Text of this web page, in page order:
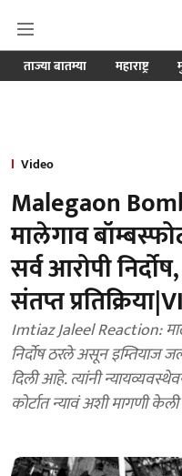
ताज्या बातम्या महाराष्ट्र
Video
Malegaon
मालेगाव
सर्व आरोपी
संतप्त
Imtiaz Jaleel Reaction:
निर्दोष ठरले असून इम्तियाज
दिली आहे. त्यांनी
कोर्टात न्यावं अशी मागणी